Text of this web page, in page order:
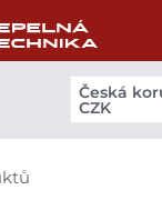
Česká
CZK